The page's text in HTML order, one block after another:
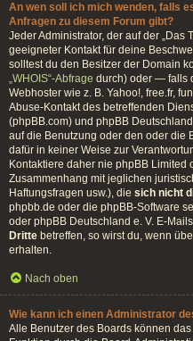
An wen soll ich mich wenden, falls
Anfragen zu diesem Forum gibt?
Jeder Administrator, der auf der „Das
geeigneter Kontakt für deine
solltest du den Besitzer der Domain
„WHOIS“-Abfrage durch) oder — falls
Webhoster wie z. B. Yahoo!, free.fr,
Abuse-Kontakt des betreffenden
(phpBB.com) und phpBB
auf die Benutzung oder den oder die
dafür in keiner Weise zur
Kontaktiere daher nie phpBB Limited
Zusammenhang mit jeglichen
Haftungsfragen usw.), die sich nicht
phpbb.de oder die phpBB-Software
oder phpBB Deutschland e. V. E-
Dritte betreffen, so wirst du, wenn
erhalten.
Nach oben
Wie kann ich einen Administrator
Alle Benutzer des Boards können